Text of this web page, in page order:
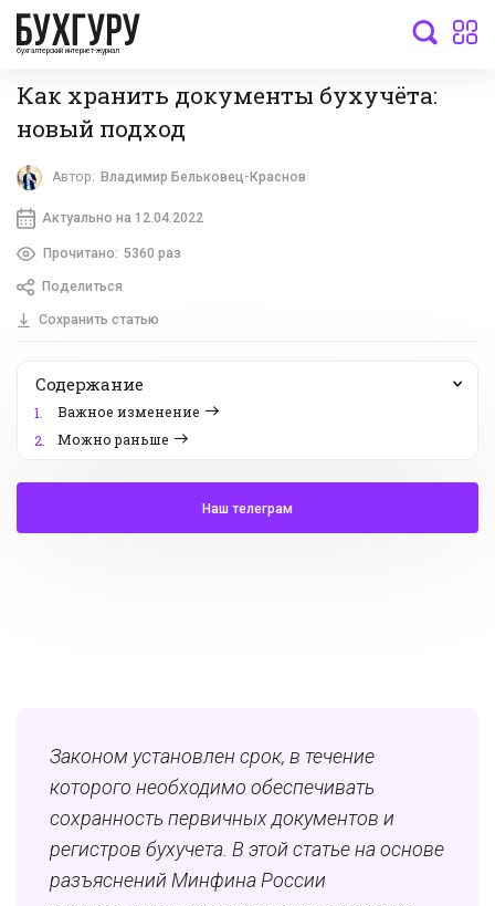
бухгалтерский интернет-журнал
Как хранить документы бухучёта:
новый подход
Автор: Владимир Бельковец-Краснов
Актуально на 12.04.2022
Прочитано: 5360 раз
Поделиться
Сохранить статью
Содержание
1.
Важное изменение
2.
Можно раньше
Наш телеграм
Законом установлен срок, в течение
которого необходимо обеспечивать
сохранность первичных документов и
регистров бухучета. В этой статье на основе
разъяснений Минфина России